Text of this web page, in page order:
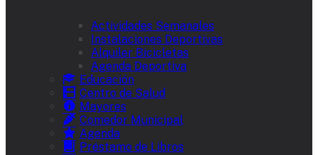
Actividades Semanales
Instalaciones Deportivas
Alquiler Bicicletas
Agenda Deportiva
Educación
Centro de Salud
Mayores
Comedor Municipal
Agenda
Préstamo de Libros